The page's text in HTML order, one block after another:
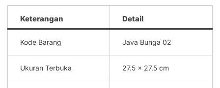
Keterangan Detail
Kode Barang Java Bunga 02
Ukuran Terbuka 27.5 x 27.5 cm